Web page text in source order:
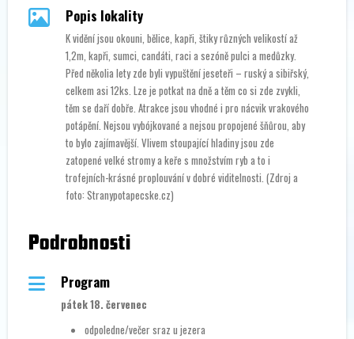
Popis lokality
K vidění jsou okouni, bělice, kapři, štiky různých velikostí až
1,2m, kapři, sumci, candáti, raci a sezóně pulci a medůzky.
Před několia lety zde byli vypuštění jeseteři – ruský a sibiřský,
celkem asi 12ks. Lze je potkat na dně a těm co si zde zvykli,
těm se daří dobře. Atrakce jsou vhodné i pro nácvik vrakového
potápění. Nejsou vybójkované a nejsou propojené šňůrou, aby
to bylo zajímavější. Vlivem stoupající hladiny jsou zde
zatopené velké stromy a keře s množstvím ryb a to i
trofejních-krásné proplouvání v dobré viditelnosti. (Zdroj a
foto: Stranypotapecske.cz)
Podrobnosti
Program
pátek 18. červenec
odpoledne/večer sraz u jezera